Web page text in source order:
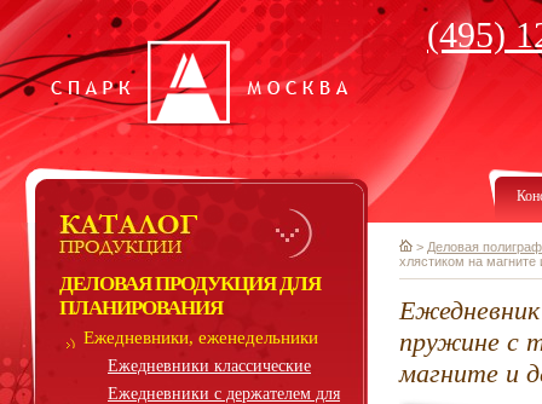
(495)
ДЕЛОВАЯ ПРОДУКЦИЯ ДЛЯ
ПЛАНИРОВАНИЯ
Ежедневники, еженедельники
Ежедневники классические
Ежедневники с держателем для
> Деловая
хлястиком на
пружине с
магните и